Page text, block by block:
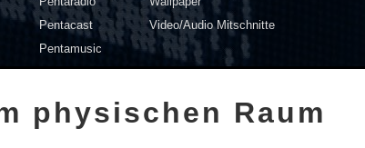
Pentacast
Pentamusic
Video/Audio Mitschnitte
physischen Raum